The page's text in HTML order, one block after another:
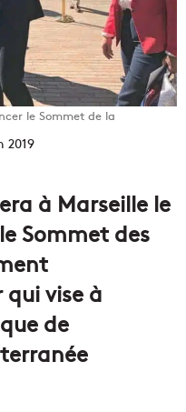
2019
à Marseille le
Sommet des
vise à
de